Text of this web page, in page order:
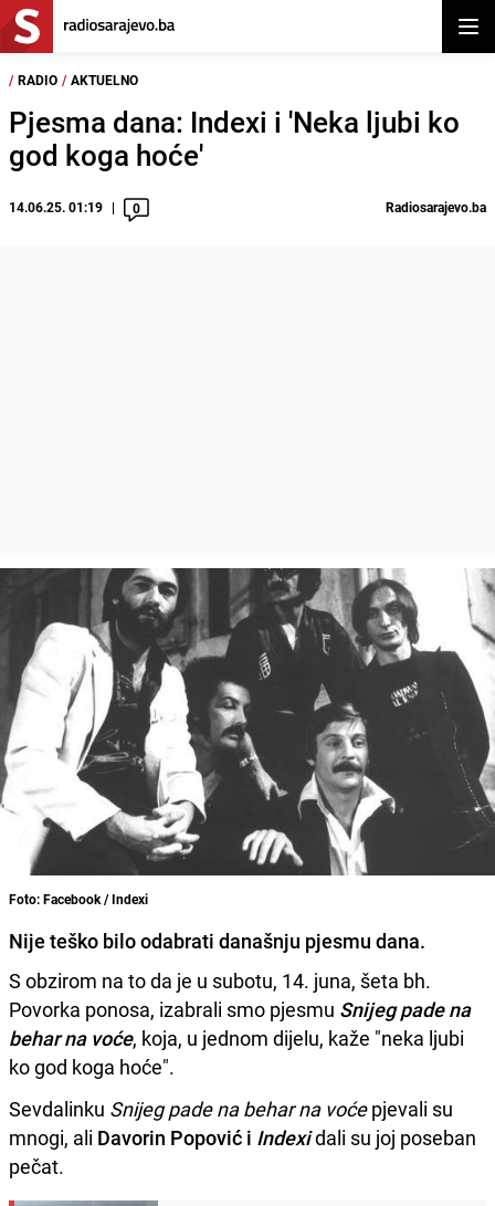
/ RADIO / AKTUELNO
Pjesma dana: Indexi i 'Neka ljubi ko
god koga hoće'
14.06.25. 01:19 0 Radiosarajevo.ba
Foto: Facebook / Indexi
Nije teško bilo odabrati današnju pjesmu dana.
S obzirom na to da je u subotu, 14. juna, šeta bh.
Povorka ponosa, izabrali smo pjesmu Snijeg pade na
behar na voće, koja, u jednom dijelu, kaže "neka ljubi
ko god koga hoće".
Sevdalinku Snijeg pade na behar na voćepjevali su
mnogi, ali Davorin Popović i Indexidali su joj poseban
pečat.